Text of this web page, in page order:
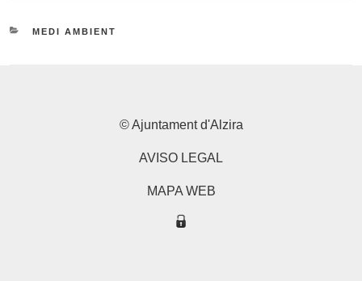
CATEGORIES
MEDI AMBIENT
© Ajuntament d'Alzira
AVISO LEGAL
MAPA WEB